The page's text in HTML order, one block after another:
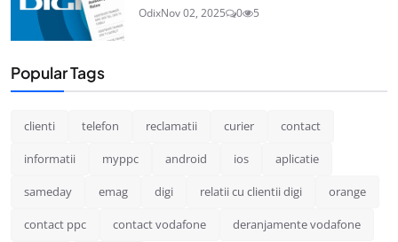
OdixNov 02, 2025 0 5
Popular Tags
clienti telefon reclamatii curier contact
informatii myppc android ios aplicatie
sameday emag digi relatii cu clientii digi orange
contact ppc contact vodafone deranjamente vodafone